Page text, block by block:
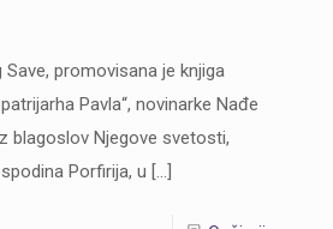
promovisana je knjiga
Pavla“, novinarke Nađe
blagoslov Njegove svetosti,
Porfirija, u […]